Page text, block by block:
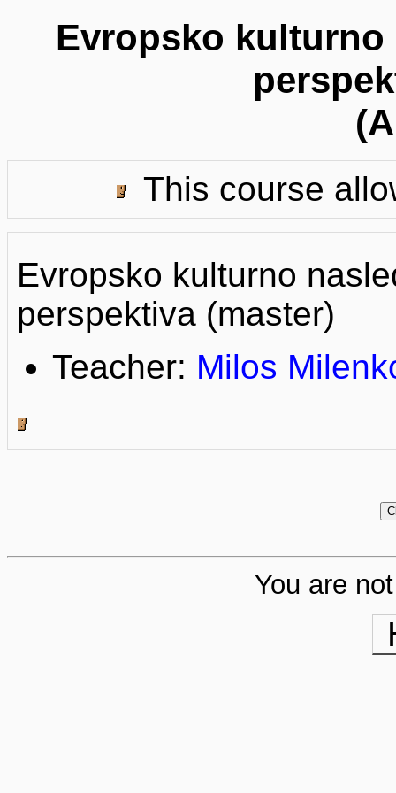
Evropsko
This course
Evropsko kulturno
perspektiva (master)
Teacher: Milos
You are